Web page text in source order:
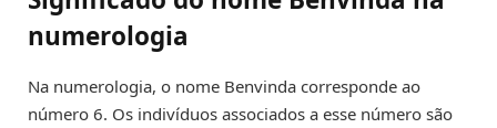
numerologia
Na numerologia, o nome Benvinda corresponde ao
número 6. Os indivíduos associados a esse número são